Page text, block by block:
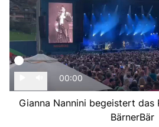
00:00
Gianna Nannini begeistert das
BärnerBär